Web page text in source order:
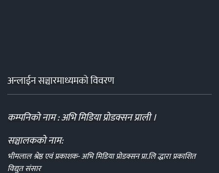
अन्लाईन सञ्चारमाध्यमको विवरण
कम्पनिको नाम : अभि मिडिया प्रोडक्सन प्राली ।
सञ्चालकको नाम:
भीमलाल श्रेष्ठ एवं प्रकाशक- अभि मिडिया प्रोडक्सन प्रा.लि द्धारा प्रकाशित
विद्युत संसार